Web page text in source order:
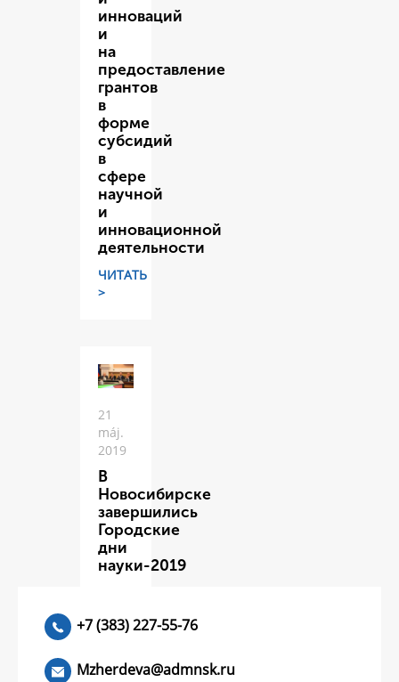
инноваций
и
на
предоставление
грантов
в
форме
субсидий
в
сфере
научной
и
инновационной
деятельности
ЧИТАТЬ
>
21
máj.
2019
В
Новосибирске
завершились
Городские
дни
науки-2019
+7 (383) 227-55-76
Mzherdeva@admnsk.ru